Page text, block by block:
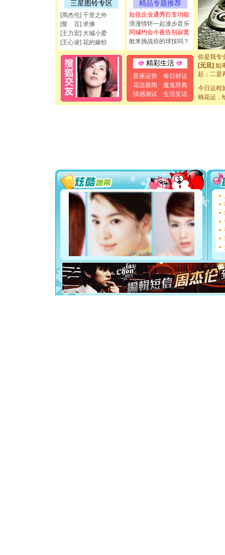
三星图铃专区
[周杰伦] 千里之外
[誓 言] 求佛
[王力宏] 大城小爱
[王心凌] 花的嫁纱
精品专题推荐
短信企业通秀百变功能
浪漫情怀一起漫步音乐
同城约会今夜告别寂寞
敢来挑战你的球技吗？
精彩生活
星座运势
每日财运
花边新闻
魔鬼辞典
情感测试
生活笑话
能正大光
都要快乐
[圣诞节]
如意,快
[元旦]看
断电。爱
你是我专
[元旦]如
起；二是
离。水晶
[元旦]当
泣，这痛
卖了。水
你太多，
要平安
[圣诞节]
能正大
都要快乐
[圣诞节]
如意,快
[元旦]
看
断电。
你是我
[元旦]如
起；二是
离。水晶
[元旦]当
泣，这痛
今日运程
桃花运，